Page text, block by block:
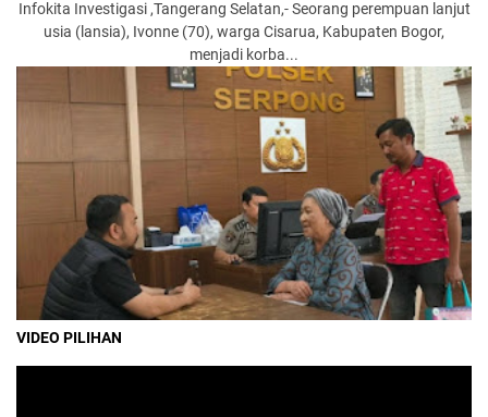
Infokita Investigasi ,Tangerang Selatan,- Seorang perempuan lanjut
usia (lansia), Ivonne (70), warga Cisarua, Kabupaten Bogor,
menjadi korba...
VIDEO PILIHAN